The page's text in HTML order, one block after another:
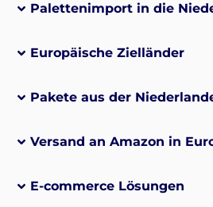
Palettenimport in die
Europäische Zielländer
Pakete aus der
Versand an Amazon in
E-commerce Lösungen